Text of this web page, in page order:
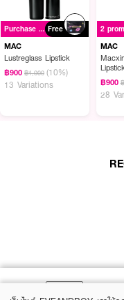
ผลลัพธ์ที่ได้ :
พบกับการเปลี่ยนแปลงที่มาสร้
แมตต์ สูตรที่ดียิ่งขึ้น สีชัดมากขึ้
Macximal Matte Lipstick
และติดทนมากขึ้น สีสดชัดปาดเพี
บำรุงริมฝีปากด้วยส่วนผสมของน้
ออร์แกนิค แพ็คเกจใหม่ เพิ่มคว
· เรียบเนียนในการปาดทาเพียง
สามารถทาเพิ่มได้ตามต้องการ
Purchase ฿1500+ Free
MAC
Lustreglass Lipstick
฿900 ฿1,000 (10%)
13 Variations
2
MAC
Lipstick
฿900
28